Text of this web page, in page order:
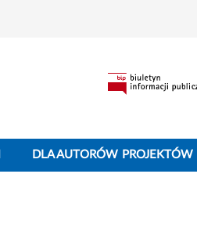
DLA AUTORÓW PROJEKTÓW